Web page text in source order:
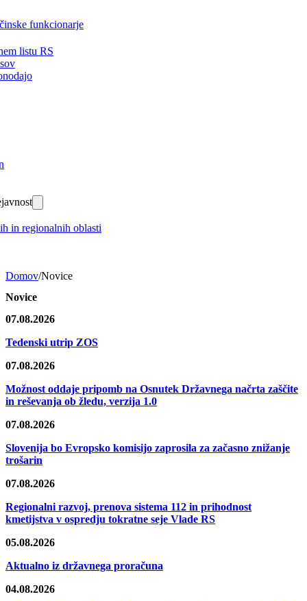
funkcionarje
listu RS
in regionalnih oblasti
Domov/Novice
Novice
07.08.2026
Tedenski utrip ZOS
07.08.2026
Možnost oddaje pripomb na Osnutek Državnega načrta zaščite
in reševanja ob žledu, verzija 1.0
07.08.2026
Slovenija bo Evropsko komisijo zaprosila za začasno znižanje
trošarin
07.08.2026
Regionalni razvoj, prenova sistema 112 in prihodnost
kmetijstva v ospredju tokratne seje Vlade RS
05.08.2026
Aktualno iz državnega proračuna
04.08.2026